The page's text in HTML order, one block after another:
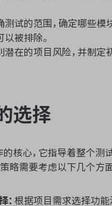
测试的范围，确定哪些模
以被排除。
潜在的项目风险，并制定
选择
核心，它指导着整个测
略需要考虑以下几个方面
： 根据项目需求选择功能